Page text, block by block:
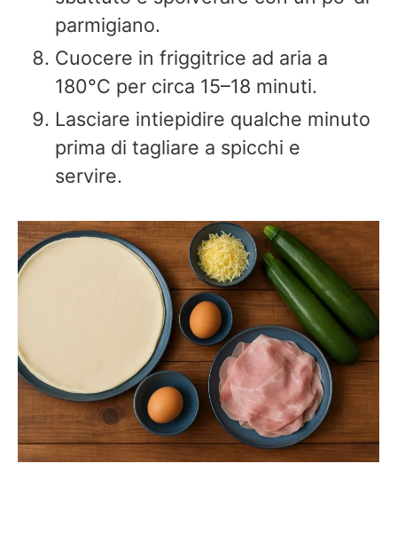
parmigiano.
Cuocere in friggitrice ad aria a
180°C per circa 15–18 minuti.
Lasciare intiepidire qualche minuto
prima di tagliare a spicchi e
servire.